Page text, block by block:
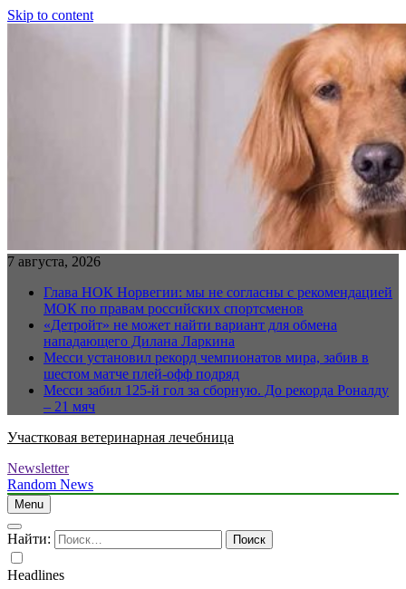
Skip to content
7 августа, 2026
Глава НОК Норвегии: мы не согласны с рекомендацией
МОК по правам российских спортсменов
«Детройт» не может найти вариант для обмена
нападающего Дилана Ларкина
Месси установил рекорд чемпионатов мира, забив в
шестом матче плей‑офф подряд
Месси забил 125-й гол за сборную. До рекорда Роналду
– 21 мяч
Участковая ветеринарная лечебница
Newsletter
Random News
Menu
Найти:
Headlines